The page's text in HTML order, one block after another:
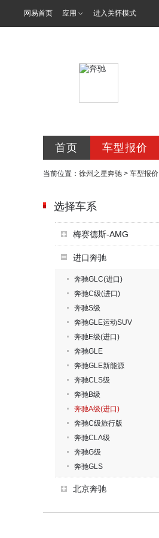
网易首页 应用 进入关怀模式
首页 车型报价
当前位置： 徐州之星奔驰 > 车型报价
选择车系
梅赛德斯-AMG
进口奔驰
奔驰GLC(进口)
奔驰C级(进口)
奔驰S级
奔驰GLE运动SUV
奔驰E级(进口)
奔驰GLE
奔驰GLE新能源
奔驰CLS级
奔驰B级
奔驰A级(进口)
奔驰C级旅行版
奔驰CLA级
奔驰G级
奔驰GLS
北京奔驰